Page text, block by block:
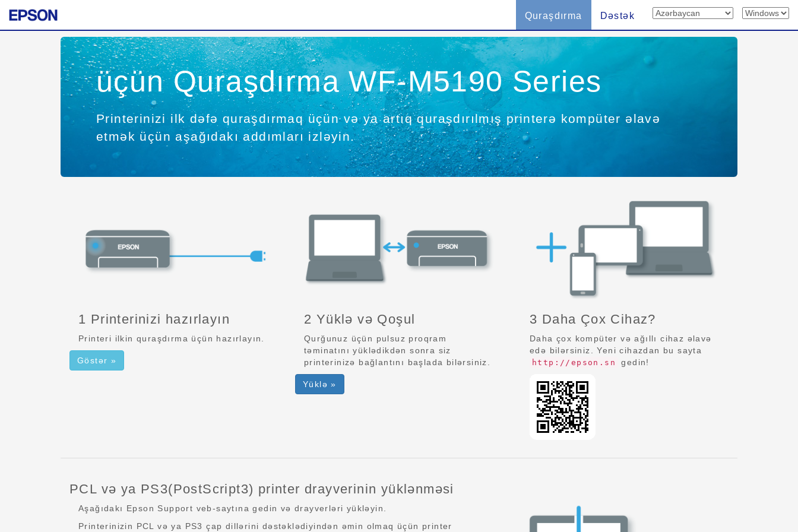
Quraşdırma Dəstək
üçün Quraşdırma WF-M5190 Series
Printerinizi ilk dəfə quraşdırmaq üçün və ya artıq quraşdırılmış printerə kompüter əlavə
etmək üçün aşağıdakı addımları izləyin.
1 Printerinizi hazırlayın
Printeri ilkin quraşdırma üçün hazırlayın.
Göstər »
2 Yüklə və Qoşul
Qurğunuz üçün pulsuz proqram
təminatını yüklədikdən sonra siz
printerinizə bağlantını başlada bilərsiniz.
Yüklə »
3 Daha Çox Cihaz?
Daha çox kompüter və ağıllı cihaz əlavə
edə bilərsiniz. Yeni cihazdan bu sayta
http://epson.sn gedin!
PCL və ya PS3(PostScript3) printer drayverinin yüklənməsi
Aşağıdakı Epson Support veb-saytına gedin və drayverləri yükləyin.
Printerinizin PCL və ya PS3 çap dillərini dəstəklədiyindən əmin olmaq üçün printer